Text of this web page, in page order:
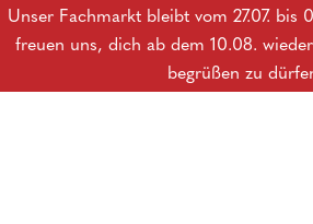
DOWNLOADS
Datenverarbeitung erhalten Sie in der
Mehr lesen
Unser Fachmarkt bleibt vom 27.07. bis
freuen uns, dich ab dem 10.08.
begrüßen zu